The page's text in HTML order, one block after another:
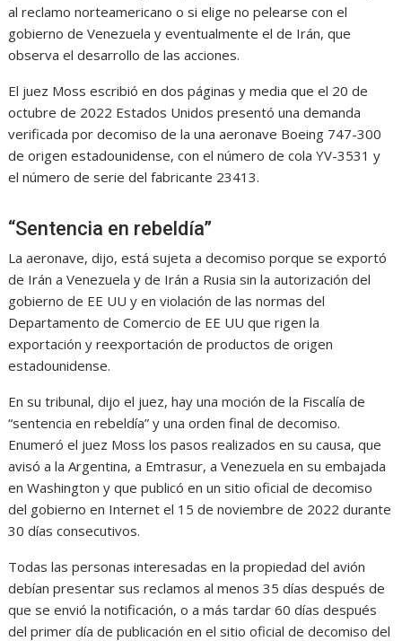
al reclamo norteamericano o si elige no pelearse con el
gobierno de Venezuela y eventualmente el de Irán, que
observa el desarrollo de las acciones.
El juez Moss escribió en dos páginas y media que el 20 de
octubre de 2022 Estados Unidos presentó una demanda
verificada por decomiso de la una aeronave Boeing 747-300
de origen estadounidense, con el número de cola YV-3531 y
el número de serie del fabricante 23413.
“Sentencia en rebeldía”
La aeronave, dijo, está sujeta a decomiso porque se exportó
de Irán a Venezuela y de Irán a Rusia sin la autorización del
gobierno de EE UU y en violación de las normas del
Departamento de Comercio de EE UU que rigen la
exportación y reexportación de productos de origen
estadounidense.
En su tribunal, dijo el juez, hay una moción de la Fiscalía de
“sentencia en rebeldía” y una orden final de decomiso.
Enumeró el juez Moss los pasos realizados en su causa, que
avisó a la Argentina, a Emtrasur, a Venezuela en su embajada
en Washington y que publicó en un sitio oficial de decomiso
del gobierno en Internet el 15 de noviembre de 2022 durante
30 días consecutivos.
Todas las personas interesadas en la propiedad del avión
debían presentar sus reclamos al menos 35 días después de
que se envió la notificación, o a más tardar 60 días después
del primer día de publicación en el sitio oficial de decomiso del